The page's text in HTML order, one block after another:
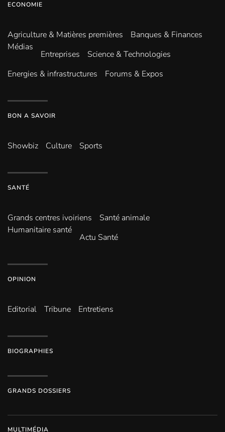
ECONOMIE
Agriculture & Matières premières
Banques & Finances
Médias
Entreprises
Science & Technologies
Energies & infrastructures
Forums & Expos
BON A SAVOIR
Showbiz Culture Sports
SANTÉ
Grands centres ivoiriens
Santé animale
Humanitaire santé
Actu Santé
OPINION
Editorial Tribune Entretiens
BIOGRAPHIES
GRANDS DOSSIERS
MULTIMÉDIA